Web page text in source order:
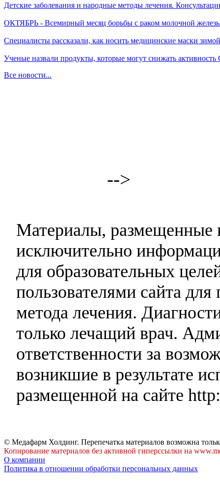
Детские заболевания и народные методы лечения.
ОКТЯБРЬ - Всемирный месяц борьбы с раком молочной
Специалисты рассказали, как носить медицинские маски зимой
Ученые назвали продукты, которые могут снижать
Все новости...
-->
Материалы, размещенные
исключительно
для образовательных
пользователями сайта
метода лечения.
только лечащий врач.
ответственности за
возникшие в результате
размещенной на сайте
© Медафарм Холдинг. Перепечатка материалов возможна
Копирование материалов без активной гиперссылки на
О компании
Политика в отношении обработки персональных данных